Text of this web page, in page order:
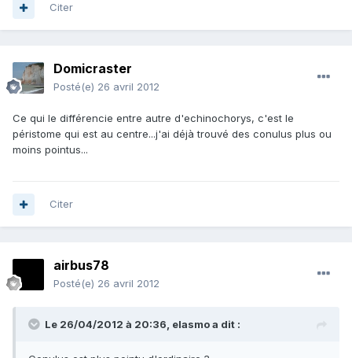
Citer
Domicraster
Posté(e) 26 avril 2012
Ce qui le différencie entre autre d'echinochorys, c'est le
péristome qui est au centre...j'ai déjà trouvé des conulus plus ou
moins pointus...
Citer
airbus78
Posté(e) 26 avril 2012
Le 26/04/2012 à 20:36, elasmo a dit :